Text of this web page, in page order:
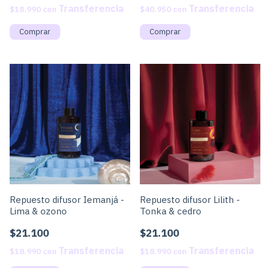
$18.990 con $40.950 con
Repuesto difusor Iemanjá -
Lima & ozono
$21.100
$18.990 con
Repuesto difusor Lilith -
Tonka & cedro
$21.100
$18.990 con